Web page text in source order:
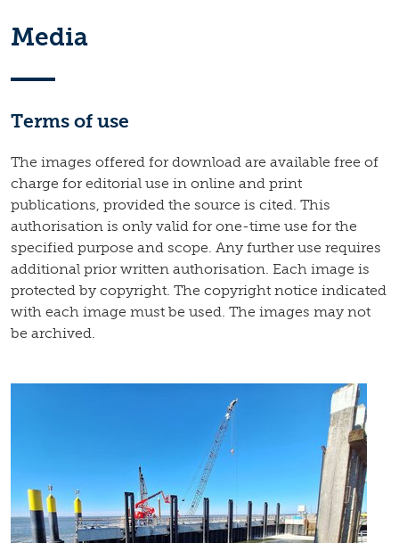
Media
Terms of use
The images offered for download are available free of
charge for editorial use in online and print
publications, provided the source is cited. This
authorisation is only valid for one-time use for the
specified purpose and scope. Any further use requires
additional prior written authorisation. Each image is
protected by copyright. The copyright notice indicated
with each image must be used. The images may not
be archived.